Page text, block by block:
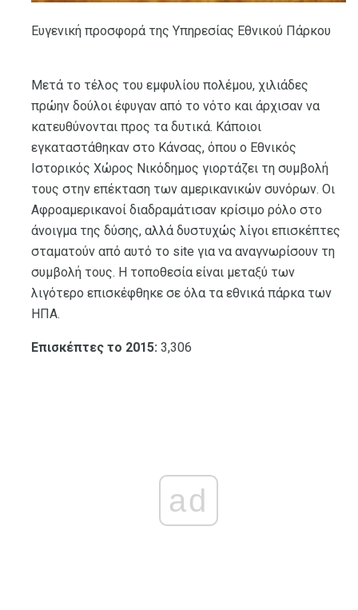
Ευγενική προσφορά της Υπηρεσίας Εθνικού Πάρκου
Μετά το τέλος του εμφυλίου πολέμου, χιλιάδες
πρώην δούλοι έφυγαν από το νότο και άρχισαν να
κατευθύνονται προς τα δυτικά. Κάποιοι
εγκαταστάθηκαν στο Κάνσας, όπου ο Εθνικός
Ιστορικός Χώρος Νικόδημος γιορτάζει τη συμβολή
τους στην επέκταση των αμερικανικών συνόρων. Οι
Αφροαμερικανοί διαδραμάτισαν κρίσιμο ρόλο στο
άνοιγμα της δύσης, αλλά δυστυχώς λίγοι επισκέπτες
σταματούν από αυτό το site για να αναγνωρίσουν τη
συμβολή τους. Η τοποθεσία είναι μεταξύ των
λιγότερο επισκέφθηκε σε όλα τα εθνικά πάρκα των
ΗΠΑ.
Επισκέπτες το 2015: 3,306
ad